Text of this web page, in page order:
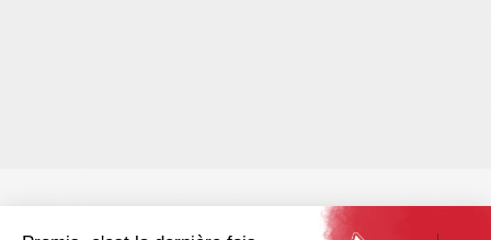
NOTRE SAVOIR FAIRE